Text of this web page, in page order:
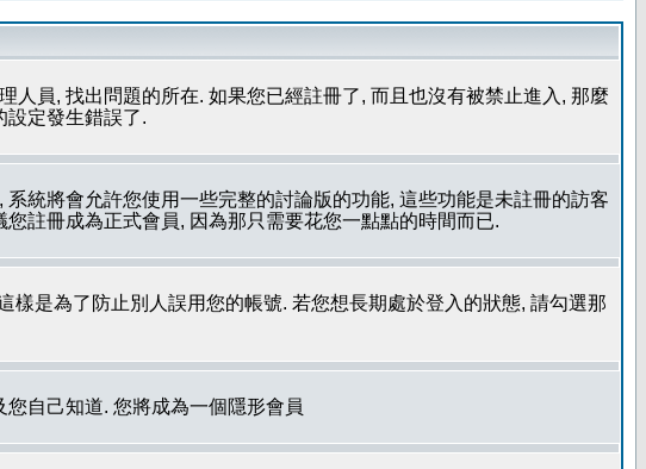
員, 找出問題的所在. 如果您已經註冊了, 而且也沒有被禁止進入, 那麼
設定發生錯誤了.
統將會允許您使用一些完整的討論版的功能, 這些功能是未註冊的訪客
註冊成為正式會員, 因為那只需要花您一點點的時間而已.
是為了防止別人誤用您的帳號. 若您想長期處於登入的狀態, 請勾選那
自己知道. 您將成為一個隱形會員